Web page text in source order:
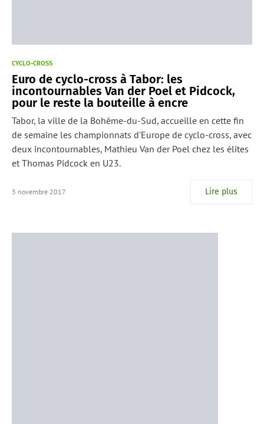
CYCLO-CROSS
Euro de cyclo-cross à Tabor: les
incontournables Van der Poel et Pidcock,
pour le reste la bouteille à encre
Tabor, la ville de la Bohême-du-Sud, accueille en cette fin
de semaine les championnats d'Europe de cyclo-cross, avec
deux incontournables, Mathieu Van der Poel chez les élites
et Thomas Pidcock en U23.
3 novembre 2017 Lire plus